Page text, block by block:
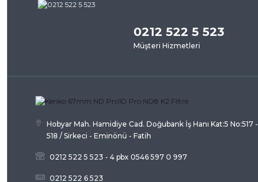
Ürün resmi kalitesiz, bozuk veya görüntülenemiyor.
Ürün açıklamasında eksik bilgiler bulunuyor.
Ürün fiyatı diğer sitelerden daha pahalı.
Bu ürüne benzer farklı alternatifler olmalı.
0212 522 5 523
Müşteri Hizmetleri
Hobyar Mah. Hamidiye Cad. Doğubank İş Hanı Kat:5 No:517 -
518 / Sirkeci - Eminönü - Fatih
0212 522 5 523 - 4 pbx 0546 597 0 997
0212 522 6 523